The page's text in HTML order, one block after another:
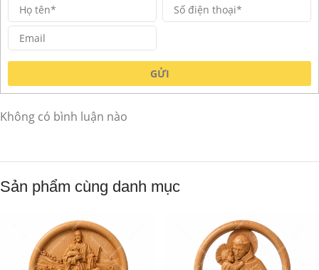
GỬI
Không có bình luận nào
Sản phẩm cùng danh mục